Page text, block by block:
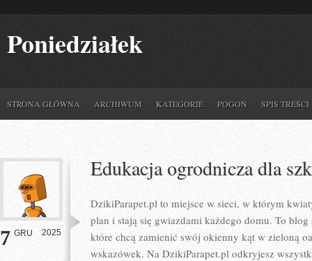
Poniedziałek
STRONA GŁÓWNA ARCHIWUM KATEGORIE POGOŃ SPIS TREŚCI
7 GRU 2025
Edukacja ogrodnicza dla
DzikiParapet.pl to miejsce w sieci, w którym
plan i stają się gwiazdami każdego domu. To
które chcą zamienić swój okienny kąt w zieloną
wskazówek. Na DzikiParapet.pl odkryjesz